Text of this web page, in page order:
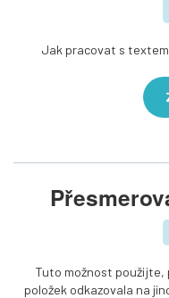
Jak pracovat s
Tuto možnost použijte,
položek odkazovala na